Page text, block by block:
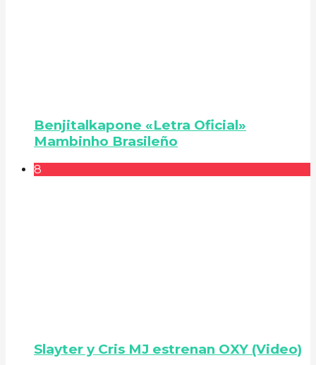
Benjitalkapone «Letra Oficial»
Mambinho Brasileño
8
Slayter y Cris MJ estrenan OXY (Video)